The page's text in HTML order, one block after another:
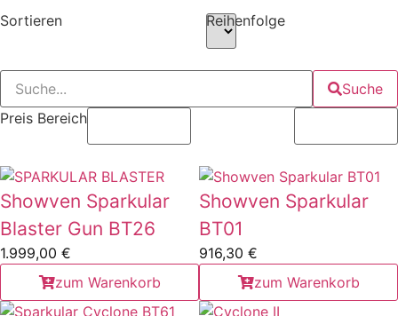
Sortieren
Reihenfolge
Suche
Preis Bereich
Showven Sparkular
Blaster Gun BT26
1.999,00 €
zum Warenkorb
Showven Sparkular
BT01
916,30 €
zum Warenkorb